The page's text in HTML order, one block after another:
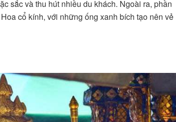
sắc và thu hút nhiều du khách. Ngoài ra, phần
cổ kính, với những ống xanh bích tạo nên vẻ